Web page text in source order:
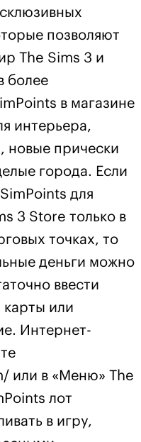
позволяют
The Sims 3 и
более
в магазине
интерьера,
новые прически
города. Если
для
3 Store только в
точках, то
деньги можно
ввести
карты или
Интернет-
или в «Меню» The
лот
в игру,